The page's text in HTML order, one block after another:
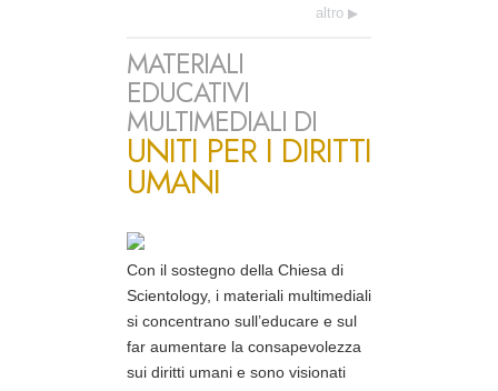
altro
MATERIALI
EDUCATIVI
MULTIMEDIALI DI
UNITI PER I DIRITTI
UMANI
Con il sostegno della Chiesa di
Scientology, i materiali multimediali
si concentrano sull’educare e sul
far aumentare la consapevolezza
sui diritti umani e sono visionati